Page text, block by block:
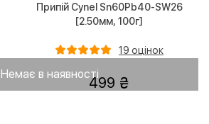
Немає в наявності
Припій Cynel Sn60Pb40-SW26
[2.50мм, 100г]
19 оцінок
499